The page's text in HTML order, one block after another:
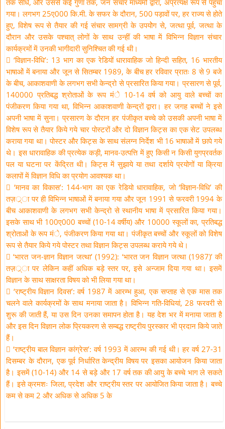
तक सीधे, और उससे कई गुणा तक, जन संचार माध्यमों द्वारा, अप्रत्यक्ष रूप से पहुंचा
गया। लगभग 25ए000 कि.मी. के सफर के दौरान, 500 पड़ावों पर, हर राज्य से होते
हुए, विशेष रूप से तैयार की गई संचार सामग्री के उपयोेग से, जत्था पूर्व, जत्था के
दौरान और उसके पश्चात् लोगों के साथ उन्हीं की भाषा में विभिन्न विज्ञान संचार
कार्यक्रमों में उनकी भागीदारी सुनिश्चित की गई थी।
 ‘विज्ञान-विधि’: 13 भाग का एक रेडियों धारावाहिक जो हिन्दी सहित, 16 भारतीय
भाषाओं में बनाया और जून से सितम्बर 1989, के बीच हर रविवार प्रातः 8 से 9 बजे
के बीच, आकाशवाणी के लगभग सभी केन्द्रो से प्रसारित किया गया। प्रसारण से पूर्व,
140000 प्रतिबद्ध श्रोताओं के रूप मंे 10-14 वर्ष को आयु वाले बच्चों का
पंजीकरण किया गया था, विभिन्न आकाशवाणी केन्द्रों द्वारा। हर जगह बच्चों ने इसे
अपनी भाषा में सुना। प्रसारण के दौरान हर पंजीकृत बच्चे को उसकी अपनी भाषा में
विशेष रूप से तैयार किये गये चार पोस्टरों और दो विज्ञान किट्स का एक सेट उपलब्ध
कराया गया था। पोस्टर और किट्स के साथ संलग्न निर्देश भी 16 भाषाओं में छापे गये
थे। इस धारावाहिक की प्रत्येक कड़ी, मानव-उत्पत्ति में हुए किसी न किसी युगप्रवर्तक
पल या घटना पर केंद्रित थी। किट्स में सुझाये या तथा दर्शाये प्रयोगों या क्रिया
कलापों में विज्ञान विधि का प्रयोग आवश्यक था।
 ‘मानव का विकास’: 144-भाग का एक रेडियो धारावाहिक, जो ‘विज्ञान-विधि’ की
तज़र््ा पर ही विभिन्न भाषाओं में बनाया गया और जून 1991 से फरवरी 1994 के
बीच आकाशवाणी के लगभग सभी केन्द्रो से स्थानीय भाषा में प्रसारित किया गया।
इसके साथ भी 100ए000 बच्चों (10-14 वर्षीय) और 10000 स्कूलों का, प्रतिबद्ध
श्रोताओं के रूप मंे, पंजीकरण किया गया था। पंजीकृत बच्चों और स्कूलों को विशेष
रूप से तैयार किये गये पोस्टर तथा विज्ञान किट्स उपलब्ध कराये गये थे।
 ‘भारत जन-ज्ञान विज्ञान जत्था’ (1992): ‘भारत जन विज्ञान जत्था (1987)’ की
तज़र््ा पर लेकिन कहीं अधिक बड़े स्तर पर, इसे अन्जाम दिया गया था। इसमें
विज्ञान के साथ साक्षरता विषय को भी लिया गया था।
 ‘राष्ट्रीय विज्ञान दिवस’: वर्ष 1987 में आरम्भ हुआ, एक सप्ताह से एक मास तक
चलने वाले कार्यक्रमों के साथ मनाया जाता है। विभिन्न गति-विधियां, 28 फरवरी से
शुरू की जाती हैं, या उस दिन उनका समापन होता है। यह देश भर में मनाया जाता है
और इस दिन विज्ञान लोक प्रियकरण से सम्बद्ध राष्ट्रीय पुरस्कार भी प्रदान किये जाते
हैं।
 ‘राष्ट्रीय बाल विज्ञान कांग्रेस’: वर्ष 1993 में आरम्भ की गई थी। हर वर्ष 27-31
दिसम्बर के दौरान, एक पूर्व निर्धारित केन्द्रीय विषय पर इसका आयोजन किया जाता
है। इसमें (10-14) और 14 से बड़े और 17 वर्ष तक की आयु के बच्चे भाग ले सकते
हैं। इसे क्रमशः जिला, प्रदेश और राष्ट्रीय स्तर पर आयोजित किया जाता है। बच्चे
कम से कम 2 और अधिक से अधिक 5 के